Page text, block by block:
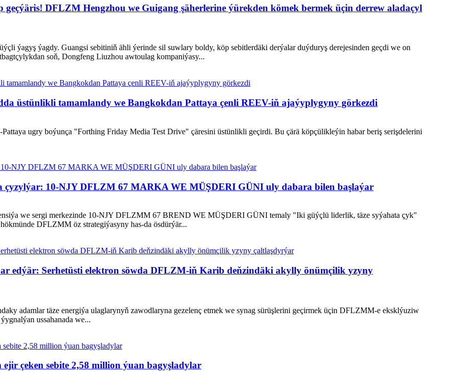
DFLZM Hengzhou we Guigang şäherlerine ýürekden kömek bermek üçin derrew aladaçyl
ýagyş ýagdy. Guangsi sebitiniň ähli ýerinde sil suwlary boldy, köp sebitlerdäki derýalar duýduryş derejesinden geçdi we on
soň, Dongfeng Liuzhou awtoulag kompaniýasy...
üstünlikli tamamlandy we Bangkokdan Pattaya çenli REEV-iň ajaýyplygyny görkezdi
ugry boýunça "Forthing Friday Media Test Drive" çäresini üstünlikli geçirdi. Bu çärä köpçülikleýin habar beriş serişdelerini
çyzylýar: 10-NJY DFLZM 67 MARKA WE MÜŞDERI GÜNI uly dabara bilen başlaýar
we sergi merkezinde 10-NJY DFLZMM 67 BREND WE MÜŞDERI GÜNI temaly "Iki güýçlü liderlik, täze syýahata çyk"
DFLZMM öz strategiýasyny has-da ösdürýär...
edýär: Serhetüsti elektron söwda DFLZM-iň Karib deňzindäki akylly önümçilik yzyny
adamlar täze energiýa ulaglarynyň zawodlaryna gezelenç etmek we synag sürüşlerini geçirmek üçin DFLZMM-e eksklýuziw
ussahanada we...
çeken sebite 2,58 million ýuan bagyşladylar